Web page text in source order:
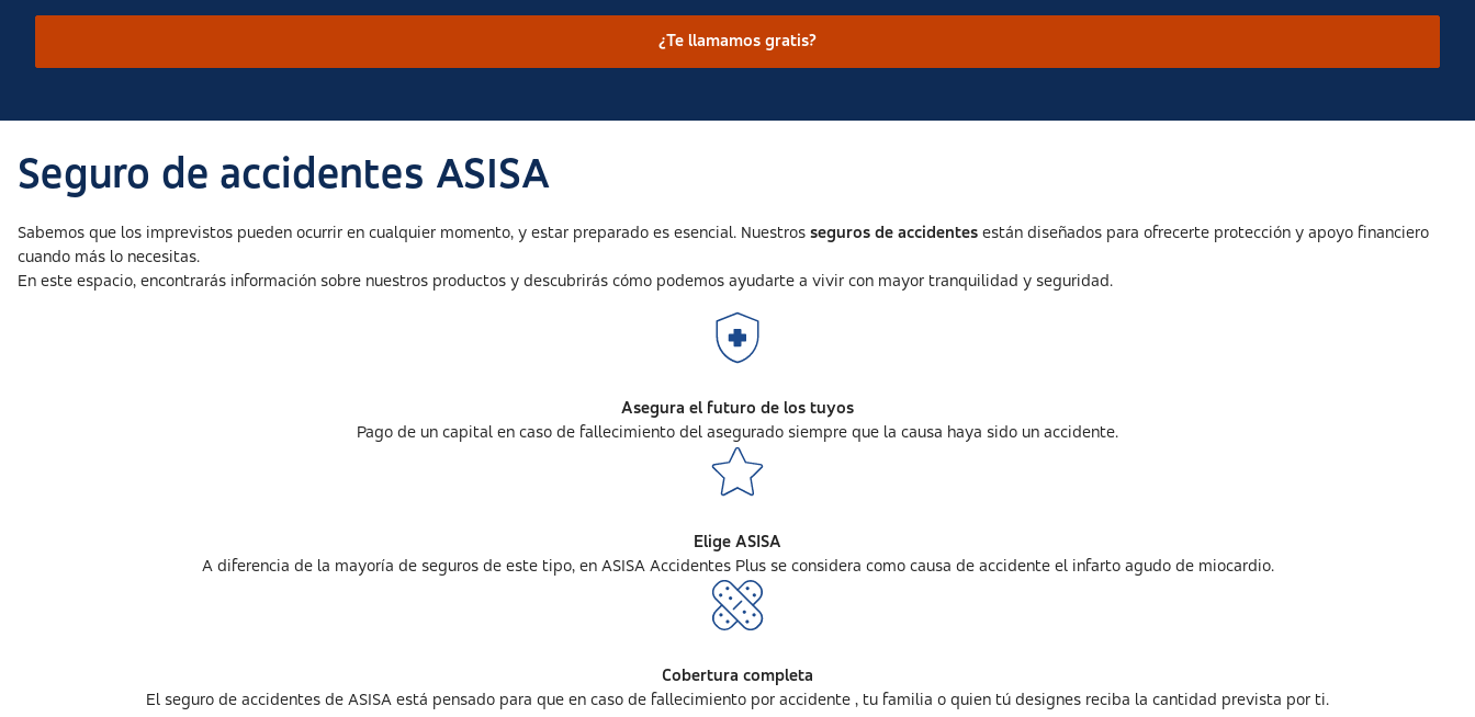
¿Te llamamos gratis?
Seguro de accidentes ASISA
Sabemos que los imprevistos pueden ocurrir en cualquier momento, y estar preparado es esencial. Nuestros seguros de accidentes están diseñados para ofrecerte protección y apoyo financiero
cuando más lo necesitas.
En este espacio, encontrarás información sobre nuestros productos y descubrirás cómo podemos ayudarte a vivir con mayor tranquilidad y seguridad.
Asegura el futuro de los tuyos
Pago de un capital en caso de fallecimiento del asegurado siempre que la causa haya sido un accidente.
Elige ASISA
A diferencia de la mayoría de seguros de este tipo, en ASISA Accidentes Plus se considera como causa de accidente el infarto agudo de miocardio.
Cobertura completa
El seguro de accidentes de ASISA está pensado para que en caso de fallecimiento por accidente , tu familia o quien tú designes reciba la cantidad prevista por ti.